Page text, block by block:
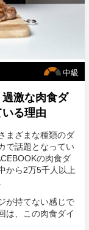
た肌のお悩みが出
来ているので、骨
など、大人女性が
に大きなダメージ
痩せるためにはあ
パク質を十分に摂
です。
中級
過激な肉食ダ
る理由
まざまな種類のダ
で話題となってい
の肉食ダ
から2万5千人以上
が持てない感じで
は、この肉食ダイ